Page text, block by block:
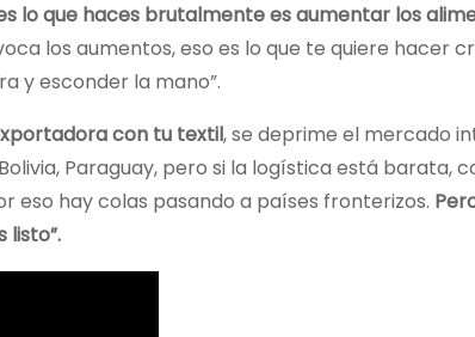
lo que haces brutalmente es aumentar los
los aumentos, eso es lo que te quiere hacer
y esconder la mano”.
con tu textil, se deprime el mercado
Paraguay, pero si la logística está barata,
eso hay colas pasando a países fronterizos.
listo”.